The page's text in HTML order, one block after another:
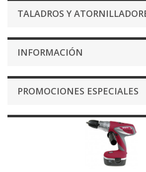
TALADROS Y
INFORMACIÓN
PROMOCIONES ESPECIALES